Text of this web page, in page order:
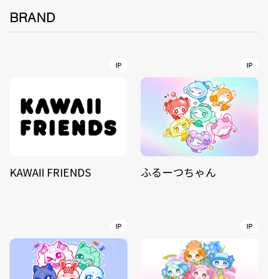
BRAND
IP
KAWAII FRIENDS
IP
ふるーつちゃん
IP IP